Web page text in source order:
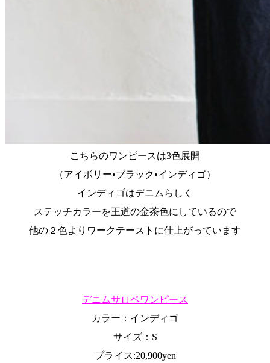
こちらのワンピースは3色展開
（アイボリー•ブラック•インディゴ）
インディゴはデニムらしく
ステッチカラーを王道の金茶色にしているので
他の２色よりワークテーストに仕上がっています
デニムサロペワンピース
カラー：インディゴ
サイズ：S
プライス:20,900yen